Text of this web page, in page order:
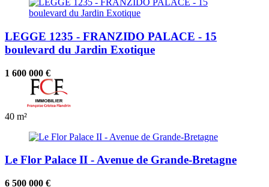
LEGGE 1235 - FRANZIDO PALACE - 15
boulevard du Jardin Exotique
1 600 000 €
40 m²
Le Flor Palace II - Avenue de Grande-Bretagne
6 500 000 €